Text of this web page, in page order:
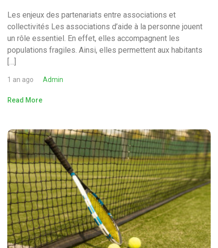
Les enjeux des partenariats entre associations et
collectivités Les associations d’aide à la personne jouent
un rôle essentiel. En effet, elles accompagnent les
populations fragiles. Ainsi, elles permettent aux habitants
[…]
1 an ago Admin
Read More